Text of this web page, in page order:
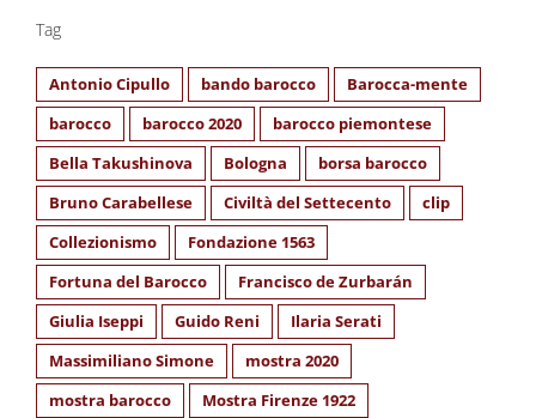
Tag
Antonio Cipullo bando barocco
Barocca-mente
barocco
barocco 2020
barocco piemontese
Bella Takushinova
Bologna
borsa barocco
Bruno Carabellese
Civiltà del Settecento
clip
Collezionismo
Fondazione 1563
Fortuna del Barocco
Francisco de Zurbarán
Giulia Iseppi
Guido Reni
Ilaria Serati
Massimiliano Simone
mostra 2020
mostra barocco
Mostra Firenze 1922